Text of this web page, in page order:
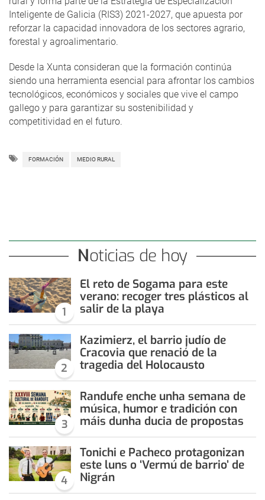
Inteligente de Galicia (RIS3) 2021-2027, que apuesta por
reforzar la capacidad innovadora de los sectores agrario,
forestal y agroalimentario.
Desde la Xunta consideran que la formación continúa
siendo una herramienta esencial para afrontar los cambios
tecnológicos, económicos y sociales que vive el campo
gallego y para garantizar su sostenibilidad y
competitividad en el futuro.
FORMACIÓN MEDIO RURAL
Noticias de hoy
1
El reto de Sogama para este
verano: recoger tres plásticos al
salir de la playa
2
Kazimierz, el barrio judío de
Cracovia que renació de la
tragedia del Holocausto
3
Randufe enche unha semana de
música, humor e tradición con
máis dunha ducia de propostas
4
Tonichi e Pacheco protagonizan
este luns o ‘Vermú de barrio’ de
Nigrán